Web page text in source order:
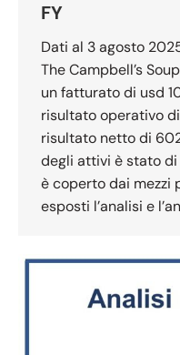
FY
Dati al 3 agosto
The Campbell’s
un fatturato di usd
risultato operativo di
risultato netto di
degli attivi è stato di
è coperto dai mezzi
esposti l’analisi e